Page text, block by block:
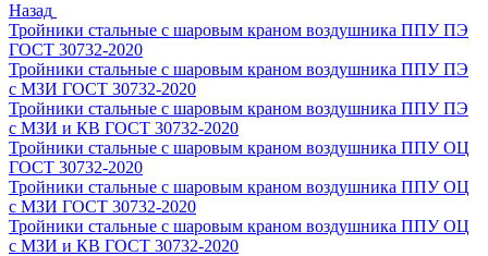
Назад
Тройники стальные с шаровым краном воздушника ППУ ПЭ
ГОСТ 30732-2020
Тройники стальные с шаровым краном воздушника ППУ ПЭ
с МЗИ ГОСТ 30732-2020
Тройники стальные с шаровым краном воздушника ППУ ПЭ
с МЗИ и КВ ГОСТ 30732-2020
Тройники стальные с шаровым краном воздушника ППУ ОЦ
ГОСТ 30732-2020
Тройники стальные с шаровым краном воздушника ППУ ОЦ
с МЗИ ГОСТ 30732-2020
Тройники стальные с шаровым краном воздушника ППУ ОЦ
с МЗИ и КВ ГОСТ 30732-2020